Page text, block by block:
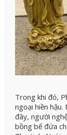
Trong khi đó,
ngoại hiền
đây, người
bồng bế đứa